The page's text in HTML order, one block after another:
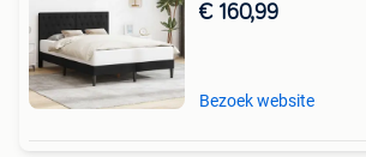
€ 160,99
Bezoek website